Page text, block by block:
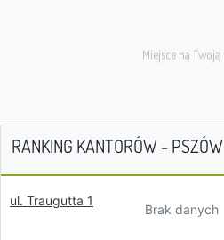
RANKING KANTORÓW - PSZÓW
ul. Traugutta 1
Brak danych